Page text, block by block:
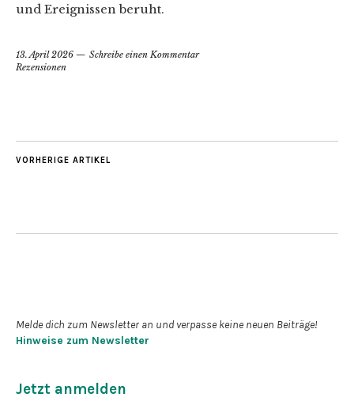
und Ereignissen beruht.
13. April 2026
Schreibe einen Kommentar
Rezensionen
VORHERIGE ARTIKEL
Melde dich zum Newsletter an und verpasse keine neuen Beiträge!
Hinweise zum Newsletter
Jetzt anmelden